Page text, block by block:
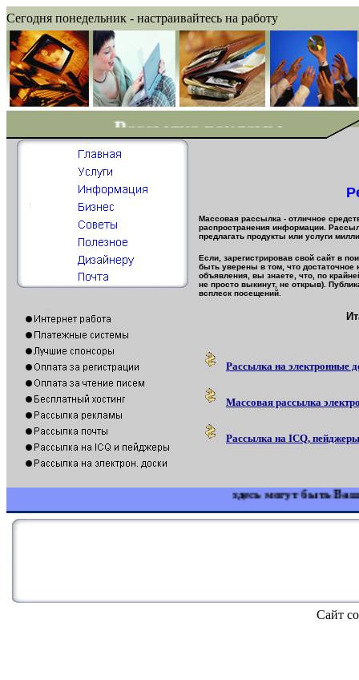
Сегодня понедельник - настраивайтесь на работу
Рассылка рекламы
Массовая рассылка - отличное
распространения информации.
предлагать продукты или услуги
Если, зарегистрировав свой сайт в
быть уверены в том, что
объявления, вы знаете, что, по
не просто выкинут, не открыв).
всплеск посещений.
Рассылка на электронные
Массовая рассылка
Рассылка на ICQ,
здесь могут быть Ваши
Сайт